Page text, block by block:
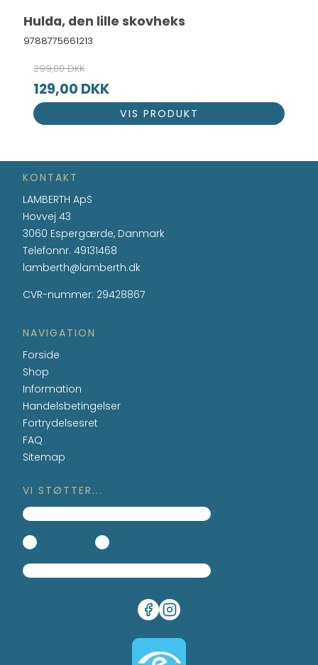
Hulda, den lille skovheks
9788775661213
299,00 DKK
129,00 DKK
VIS PRODUKT
KONTAKT
LAMBERTH ApS
Hovvej 43
3060 Espergærde, Danmark
Telefonnr.49131468
lamberth@lamberth.dk
CVR-nummer: 29428867
NAVIGATION
Forside
Shop
Information
Handelsbetingelser
Fortrydelsesret
FAQ
Sitemap
VI STØTTER...